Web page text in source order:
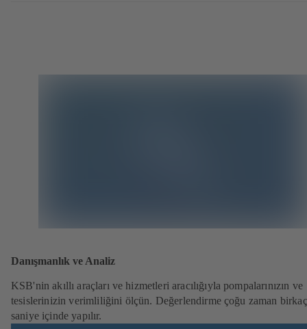
Danışmanlık ve Analiz
KSB'nin akıllı araçları ve hizmetleri aracılığıyla pompalarınızın ve
tesislerinizin verimliliğini ölçün. Değerlendirme çoğu zaman birkaç
saniye içinde yapılır.